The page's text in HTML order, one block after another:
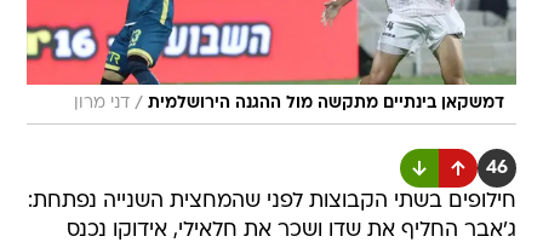
דמשקאן בינתיים מתקשה מול ההגנה הירושלמית / דני מרון
46
חילופים בשתי הקבוצות לפני שהמחצית השנייה נפתחת:
ג'אבר החליף את שדו ושכר את חלאילי, אידוקו נכנס